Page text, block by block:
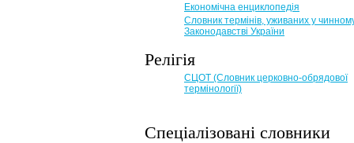
Eкономічна енциклопедія
Словник термінів, уживаних у
Законодавстві України
Релігія
СЦОТ (Словник церковно-обрядової
термінології)
Спеціалізовані словники